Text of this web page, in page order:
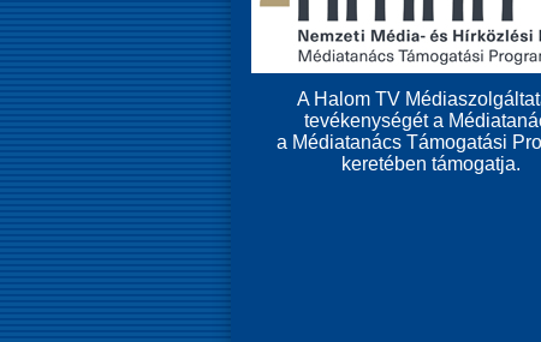
A Halom TV
tevékenységét a
a Médiatanács Támogatási
keretében támogatja.